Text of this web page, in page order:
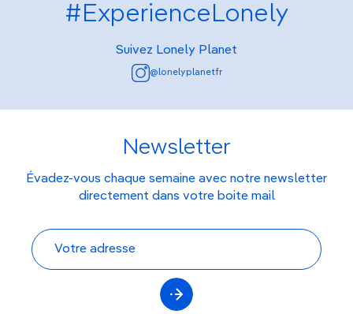
#ExperienceLonely
Suivez Lonely Planet
@lonelyplanetfr
Newsletter
Évadez-vous chaque semaine avec notre newsletter
directement dans votre boite mail